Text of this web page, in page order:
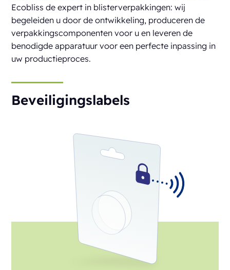
Ecobliss de expert in blisterverpakkingen: wij
begeleiden u door de ontwikkeling, produceren de
verpakkingscomponenten voor u en leveren de
benodigde apparatuur voor een perfecte inpassing in
uw productieproces.
Beveiligingslabels